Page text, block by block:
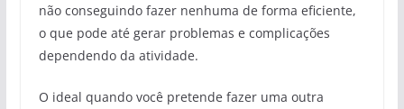
não conseguindo fazer nenhuma de forma eficiente,
o que pode até gerar problemas e complicações
dependendo da atividade.
O ideal quando você pretende fazer uma outra